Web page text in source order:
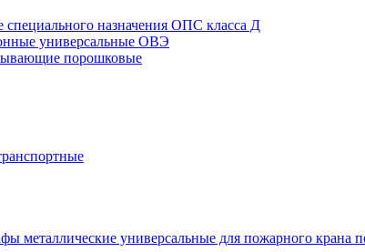
назначения ОПС класса Д
универсальные ОВЭ
порошковые
металлические универсальные для пожарного крана